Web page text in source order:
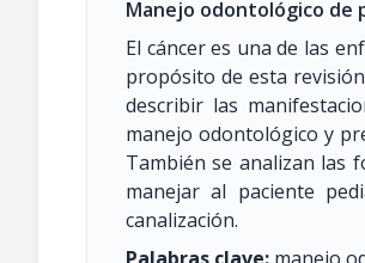
Manejo odontológico de
El cáncer es una de las
propósito de esta
describir las
manejo odontológico y
También se analizan las
manejar al paciente
canalización.